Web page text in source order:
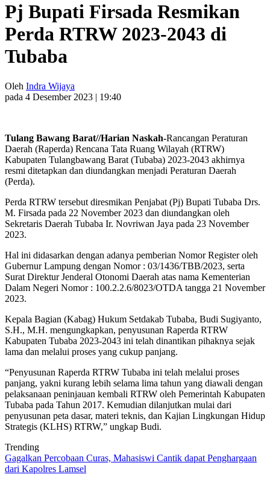
Pj Bupati Firsada Resmikan
Perda RTRW 2023-2043 di
Tubaba
Oleh Indra Wijaya
pada 4 Desember 2023 | 19:40
Tulang Bawang Barat//Harian Naskah-Rancangan Peraturan
Daerah (Raperda) Rencana Tata Ruang Wilayah (RTRW)
Kabupaten Tulangbawang Barat (Tubaba) 2023-2043 akhirnya
resmi ditetapkan dan diundangkan menjadi Peraturan Daerah
(Perda).
Perda RTRW tersebut diresmikan Penjabat (Pj) Bupati Tubaba Drs.
M. Firsada pada 22 November 2023 dan diundangkan oleh
Sekretaris Daerah Tubaba Ir. Novriwan Jaya pada 23 November
2023.
Hal ini didasarkan dengan adanya pemberian Nomor Register oleh
Gubernur Lampung dengan Nomor : 03/1436/TBB/2023, serta
Surat Direktur Jenderal Otonomi Daerah atas nama Kementerian
Dalam Negeri Nomor : 100.2.2.6/8023/OTDA tangga 21 November
2023.
Kepala Bagian (Kabag) Hukum Setdakab Tubaba, Budi Sugiyanto,
S.H., M.H. mengungkapkan, penyusunan Raperda RTRW
Kabupaten Tubaba 2023-2043 ini telah dinantikan pihaknya sejak
lama dan melalui proses yang cukup panjang.
“Penyusunan Raperda RTRW Tubaba ini telah melalui proses
panjang, yakni kurang lebih selama lima tahun yang diawali dengan
pelaksanaan peninjauan kembali RTRW oleh Pemerintah Kabupaten
Tubaba pada Tahun 2017. Kemudian dilanjutkan mulai dari
penyusunan peta dasar, materi teknis, dan Kajian Lingkungan Hidup
Strategis (KLHS) RTRW,” ungkap Budi.
Trending
Gagalkan Percobaan Curas, Mahasiswi Cantik dapat Penghargaan
dari Kapolres Lamsel